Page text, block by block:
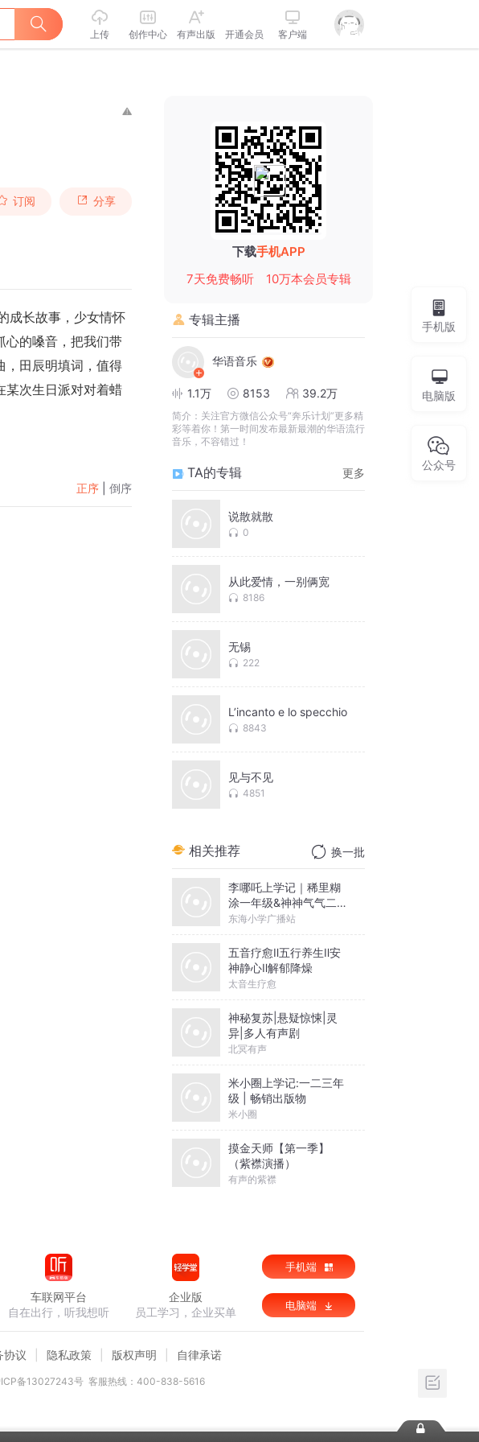
上传 创作中心 有声出版 开通会员 客户端
订阅 分享
成长故事，少女情怀
心的嗓音，把我们带
，田辰明填词，值得
某次生日派对对着蜡
正序 倒序
下载手机APP
7天免费畅听
10万本会员专辑
专辑主播
华语音乐
1.1万 8153 39.2万
简介： 关注官方微信公众号“奔乐计划”更多精
彩等着你！第一时间发布最新最潮的华语流行
音乐，不容错过！
TA的专辑 更多
说散就散
0
从此爱情，一别俩宽
8186
无锡
222
L’incanto e lo specchio
8843
见与不见
4851
相关推荐 换一批
李哪吒上学记｜稀里糊
涂一年级&神神气气二年
级
东海小学广播站
五音疗愈Ⅱ五行养生Ⅱ安
神静心Ⅱ解郁降燥
太音生疗愈
神秘复苏|悬疑惊悚|灵
异|多人有声剧
北冥有声
米小圈上学记:一二三年
级 | 畅销出版物
米小圈
摸金天师【第一季】
（紫襟演播）
有声的紫襟
手机版
电脑版
公众号
车联网平台
自在出行，听我想听
企业版
员工学习，企业买单
手机端
电脑端
协议 隐私政策 版权声明 自律承诺
备13027243号 客服热线：400-838-5616